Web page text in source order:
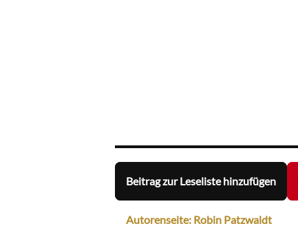
Beitrag zur Leseliste hinzufügen
Autorenseite: Robin Patzwaldt